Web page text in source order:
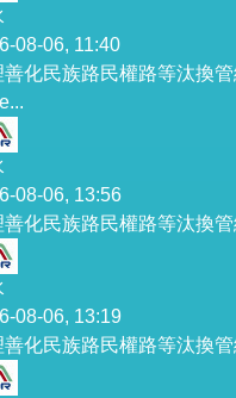
08-06, 11:40
善化民族路民權路等汰換
08-06, 13:56
善化民族路民權路等汰換
08-06, 13:19
善化民族路民權路等汰換